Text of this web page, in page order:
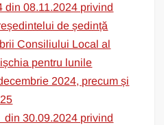
din 08.11.2024 privind
de ședință
Consiliului Local al
pentru lunile
2024, precum și
din 30.09.2024 privind